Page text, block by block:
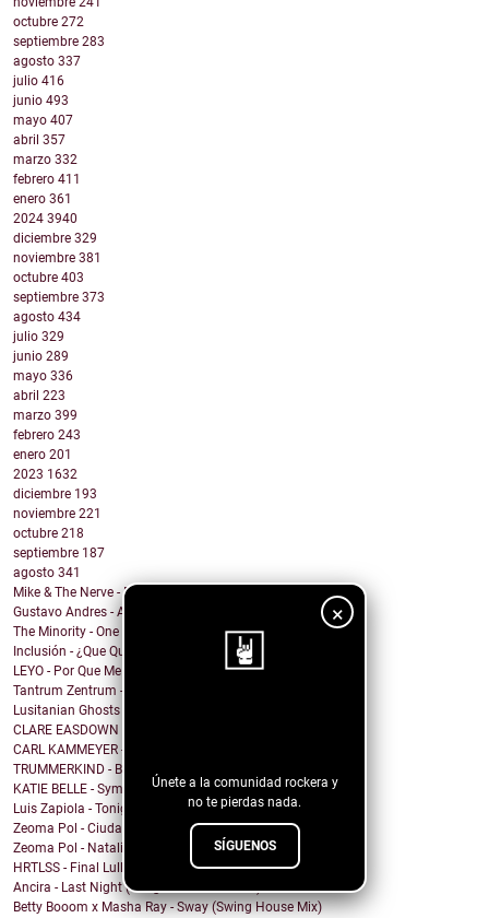
×
Únete a la comunidad rockera y
no te pierdas nada.
SÍGUENOS
octubre 272
septiembre 283
agosto 337
julio 416
junio 493
mayo 407
abril 357
marzo 332
febrero 411
enero 361
2024 3940
diciembre 329
noviembre 381
octubre 403
septiembre 373
agosto 434
julio 329
junio 289
mayo 336
abril 223
marzo 399
febrero 243
enero 201
2023 1632
diciembre 193
noviembre 221
octubre 218
septiembre 187
agosto 341
Mike & The Nerve - Fool's Gold, False Idols
Gustavo Andres - AiRA
The Minority - One Of A Kind
Inclusión - ¿Que Quieres de Mí?
LEYO - Por Que Me Haces Llorar
Tantrum Zentrum - Don't Be A Fascist
Lusitanian Ghosts - September
CLARE EASDOWN - I Break
CARL KAMMEYER - One
TRUMMERKIND - Beauty Queen
KATIE BELLE - Symptoms
Luis Zapiola - Tonight
Zeoma Pol - Ciudad Venado
Zeoma Pol - Natalia
HRTLSS - Final Lullaby
Ancira - Last Night (Morgan Wallen Cover)
Betty Booom x Masha Ray - Sway (Swing House Mix)